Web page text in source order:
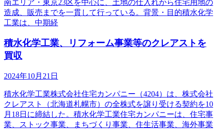
南エリア・東京23区を中心に、土地の仕入れから住宅用地の
造成、販売までを一貫して行っている。背景・目的積水化学
工業は、中期経
積水化学工業、リフォーム事業等のクレアストを
買収
2024年10月21日
積水化学工業株式会社住宅カンパニー（4204）は、株式会社
クレアスト（北海道札幌市）の全株式を譲り受ける契約を10
月18日に締結した。積水化学工業住宅カンパニーは、住宅事
業、ストック事業、まちづくり事業、住生活事業、海外事業